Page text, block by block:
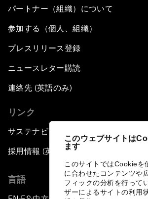
このウェブサイトは
ます
このサイトではCookieを
に合わせたコンテンツや
フィックの分析を行って
ザーによるサイトの利用
パートナー（組織）について
参加する（個人、組織）
プレスリリース登録
ニュースレター購読
連絡先 (英語のみ)
リンク
サステナビリティへの取り組み
採用情報 (英語のみ)
言語